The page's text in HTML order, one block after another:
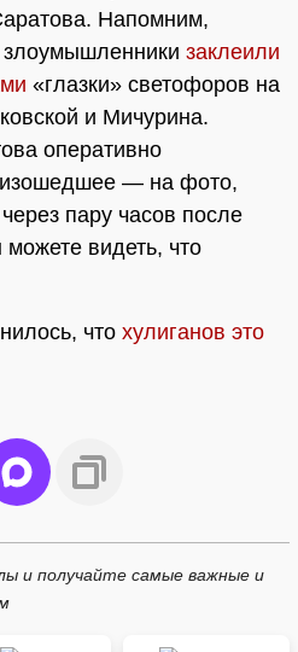
Напомним,
злоумышленники заклеили
«глазки» светофоров на
и Мичурина.
оперативно
— на фото,
пару часов после
видеть, что
что хулиганов это
и получайте самые важные и